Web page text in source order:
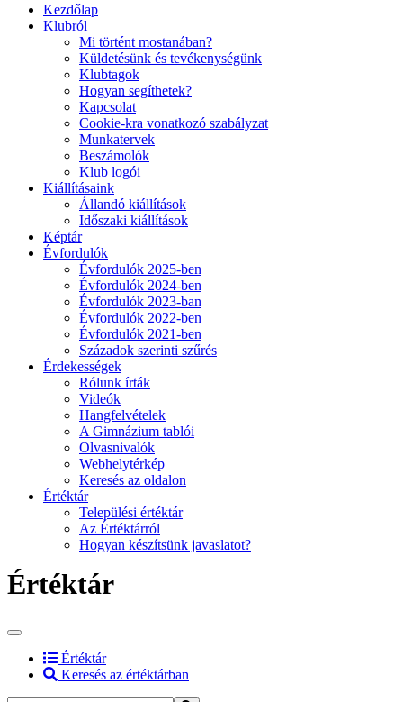
Kezdőlap
Klubról
Mi történt mostanában?
Küldetésünk és tevékenységünk
Klubtagok
Hogyan segíthetek?
Kapcsolat
Cookie-kra vonatkozó szabályzat
Munkatervek
Beszámolók
Klub logói
Kiállításaink
Állandó kiállítások
Időszaki kiállítások
Képtár
Évfordulók
Évfordulók 2025-ben
Évfordulók 2024-ben
Évfordulók 2023-ban
Évfordulók 2022-ben
Évfordulók 2021-ben
Századok szerinti szűrés
Érdekességek
Rólunk írták
Videók
Hangfelvételek
A Gimnázium tablói
Olvasnivalók
Webhelytérkép
Keresés az oldalon
Értéktár
Települési értéktár
Az Értéktárról
Hogyan készítsünk javaslatot?
Értéktár
Értéktár
Keresés az értéktárban